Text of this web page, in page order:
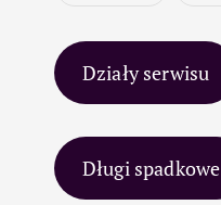
Działy serwisu
Długi spadkowe